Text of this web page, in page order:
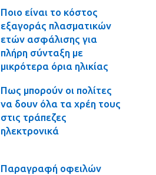
Ποιο είναι το κόστος
εξαγοράς πλασματικών
ετών ασφάλισης για
πλήρη σύνταξη με
μικρότερα όρια ηλικίας
Πως μπορούν οι πολίτες
να δουν όλα τα χρέη τους
στις τράπεζες
ηλεκτρονικά
Παραγραφή οφειλών